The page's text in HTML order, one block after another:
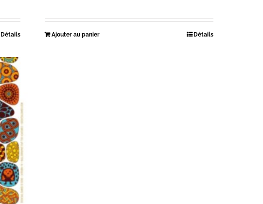
Détails Ajouter au panier Détails